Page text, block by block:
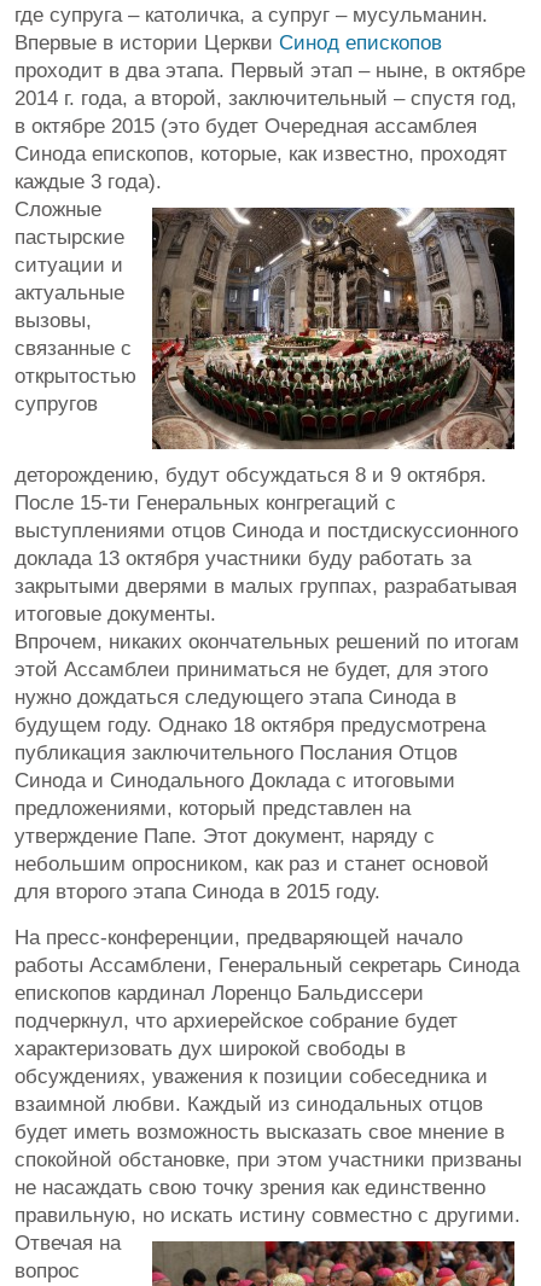
где супруга – католичка, а супруг – мусульманин.
Впервые в истории Церкви Синод епископов
проходит в два этапа. Первый этап – ныне, в октябре
2014 г. года, а второй, заключительный – спустя год,
в октябре 2015 (это будет Очередная ассамблея
Синода епископов, которые, как известно, проходят
каждые 3 года).
Сложные
пастырские
ситуации и
актуальные
вызовы,
связанные с
открытостью
супругов
деторождению, будут обсуждаться 8 и 9 октября.
После 15-ти Генеральных конгрегаций с
выступлениями отцов Синода и постдискуссионного
доклада 13 октября участники буду работать за
закрытыми дверями в малых группах, разрабатывая
итоговые документы.
Впрочем, никаких окончательных решений по итогам
этой Ассамблеи приниматься не будет, для этого
нужно дождаться следующего этапа Синода в
будущем году. Однако 18 октября предусмотрена
публикация заключительного Послания Отцов
Синода и Синодального Доклада с итоговыми
предложениями, который представлен на
утверждение Папе. Этот документ, наряду с
небольшим опросником, как раз и станет основой
для второго этапа Синода в 2015 году.
На пресс-конференции, предваряющей начало
работы Ассамблени, Генеральный секретарь Синода
епископов кардинал Лоренцо Бальдиссери
подчеркнул, что архиерейское собрание будет
характеризовать дух широкой свободы в
обсуждениях, уважения к позиции собеседника и
взаимной любви. Каждый из синодальных отцов
будет иметь возможность высказать свое мнение в
спокойной обстановке, при этом участники призваны
не насаждать свою точку зрения как единственно
правильную, но искать истину совместно с другими.
Отвечая на
вопрос